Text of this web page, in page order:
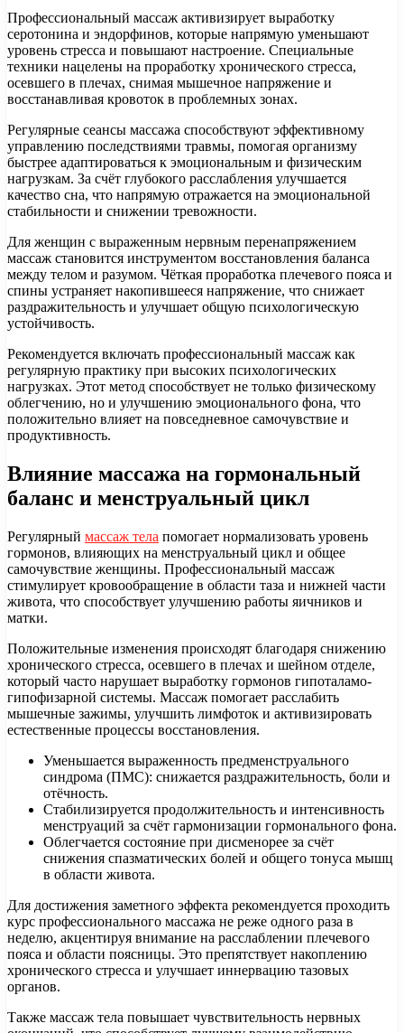
Профессиональный массаж активизирует выработку
серотонина и эндорфинов, которые напрямую уменьшают
уровень стресса и повышают настроение. Специальные
техники нацелены на проработку хронического стресса,
осевшего в плечах, снимая мышечное напряжение и
восстанавливая кровоток в проблемных зонах.
Регулярные сеансы массажа способствуют эффективному
управлению последствиями травмы, помогая организму
быстрее адаптироваться к эмоциональным и физическим
нагрузкам. За счёт глубокого расслабления улучшается
качество сна, что напрямую отражается на эмоциональной
стабильности и снижении тревожности.
Для женщин с выраженным нервным перенапряжением
массаж становится инструментом восстановления баланса
между телом и разумом. Чёткая проработка плечевого пояса и
спины устраняет накопившееся напряжение, что снижает
раздражительность и улучшает общую психологическую
устойчивость.
Рекомендуется включать профессиональный массаж как
регулярную практику при высоких психологических
нагрузках. Этот метод способствует не только физическому
облегчению, но и улучшению эмоционального фона, что
положительно влияет на повседневное самочувствие и
продуктивность.
Влияние массажа на гормональный
баланс и менструальный цикл
Регулярный массаж тела помогает нормализовать уровень
гормонов, влияющих на менструальный цикл и общее
самочувствие женщины. Профессиональный массаж
стимулирует кровообращение в области таза и нижней части
живота, что способствует улучшению работы яичников и
матки.
Положительные изменения происходят благодаря снижению
хронического стресса, осевшего в плечах и шейном отделе,
который часто нарушает выработку гормонов гипоталамо-
гипофизарной системы. Массаж помогает расслабить
мышечные зажимы, улучшить лимфоток и активизировать
естественные процессы восстановления.
Уменьшается выраженность предменструального
синдрома (ПМС): снижается раздражительность, боли и
отёчность.
Стабилизируется продолжительность и интенсивность
менструаций за счёт гармонизации гормонального фона.
Облегчается состояние при дисменорее за счёт
снижения спазматических болей и общего тонуса мышц
в области живота.
Для достижения заметного эффекта рекомендуется проходить
курс профессионального массажа не реже одного раза в
неделю, акцентируя внимание на расслаблении плечевого
пояса и области поясницы. Это препятствует накоплению
хронического стресса и улучшает иннервацию тазовых
органов.
Также массаж тела повышает чувствительность нервных